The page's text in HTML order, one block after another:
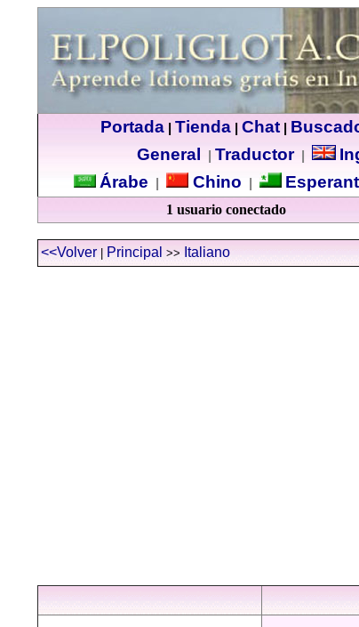
Portada| Tienda| Chat|
General
Traductor|
Árabe
Chino
1 usuario conectado
<<Volver Principal >> Italiano